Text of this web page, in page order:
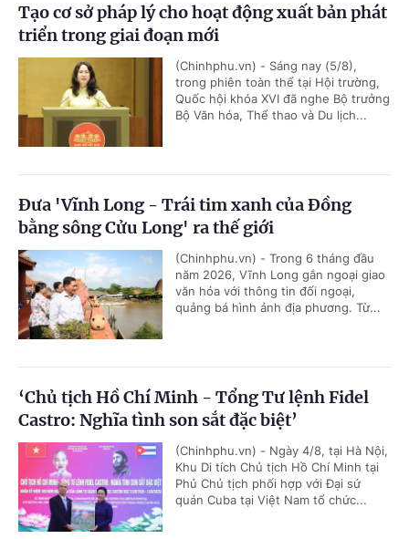
Tạo cơ sở pháp lý cho hoạt động xuất bản phát
triển trong giai đoạn mới
(Chinhphu.vn) - Sáng nay (5/8),
trong phiên toàn thể tại Hội trường,
Quốc hội khóa XVI đã nghe Bộ trưởng
Bộ Văn hóa, Thể thao và Du lịch...
Đưa 'Vĩnh Long - Trái tim xanh của Đồng
bằng sông Cửu Long' ra thế giới
(Chinhphu.vn) - Trong 6 tháng đầu
năm 2026, Vĩnh Long gắn ngoại giao
văn hóa với thông tin đối ngoại,
quảng bá hình ảnh địa phương. Từ...
‘Chủ tịch Hồ Chí Minh - Tổng Tư lệnh Fidel
Castro: Nghĩa tình son sắt đặc biệt’
(Chinhphu.vn) - Ngày 4/8, tại Hà Nội,
Khu Di tích Chủ tịch Hồ Chí Minh tại
Phủ Chủ tịch phối hợp với Đại sứ
quán Cuba tại Việt Nam tổ chức...